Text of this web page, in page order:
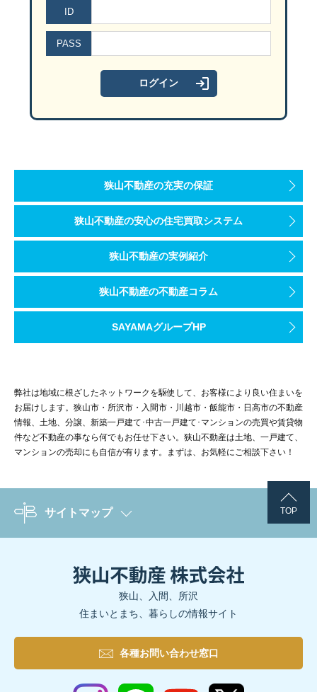
ID
PASS
狭山不動産の充実の保証
狭山不動産の安心の住宅買取システム
狭山不動産の実例紹介
狭山不動産の不動産コラム
SAYAMAグループHP
弊社は地域に根ざしたネットワークを駆使して、お客様により良い住まいを
お届けします。狭山市・所沢市・入間市・川越市・飯能市・日高市の不動産
情報、土地、分譲、新築一戸建て･中古一戸建て･マンションの売買や賃貸物
件など不動産の事なら何でもお任せ下さい。狭山不動産は土地、一戸建て、
マンションの売却にも自信が有ります。まずは、お気軽にご相談下さい！
TOP
サイトマップ
狭山、入間、所沢
住まいとまち、暮らしの情報サイト
各種お問い合わせ窓口